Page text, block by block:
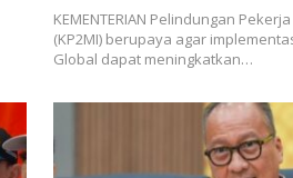
KEMENTERIAN Pelindungan
(KP2MI) berupaya agar
Global dapat meningkatkan…